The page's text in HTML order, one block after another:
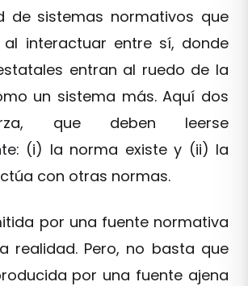
de sistemas normativos que
al interactuar entre sí, donde
entran al ruedo de la
un sistema más. Aquí dos
que deben leerse
(i) la norma existe y (ii) la
con otras normas.
por una fuente normativa
realidad. Pero, no basta que
por una fuente ajena